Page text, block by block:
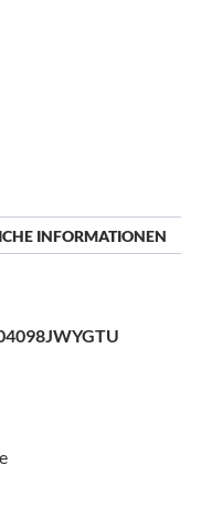
INFORMATIONEN